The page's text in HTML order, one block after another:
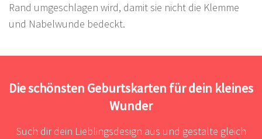
Rand umgeschlagen wird, damit sie nicht die Klemme
und Nabelwunde bedeckt.
Die schönsten Geburtskarten für dein kleines
Wunder
Such dir dein Lieblingsdesign aus und gestalte gleich